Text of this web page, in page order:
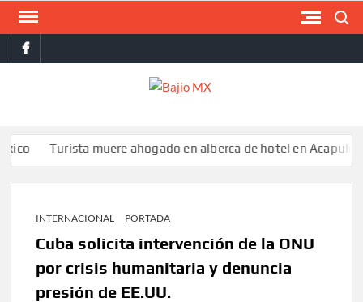
Saltar
contenidofacebook
Turista muere ahogado en alberca de hotel en Acapulco;
INTERNACIONAL PORTADA
Cuba solicita intervención de la ONU
por crisis humanitaria y denuncia
presión de EE.UU.